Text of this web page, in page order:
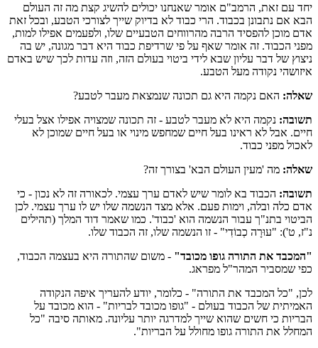
יחד עם זאת, הרמב"ם אומר שאנחנו יכולים להשיג קצת מה זה העולם
הבא אם נתבונן בכבוד. הרי כבוד לא בדיוק שייך לצורכי הטבע, ובכל זאת
אדם מוכן להפסיד הרבה מהרווחים הטבעיים שלו, ולפעמים אפילו למות,
מפני הכבוד. זה אומר שאף על פי שרדיפת כבוד היא דבר מגונה, יש בה
ניצוץ של דבר עליון שבא לידי ביטוי בעולם הזה, וזה עדות לכך שיש באדם
איזושהי נקודה מעל הטבע.
שאלה: האם נקמה היא גם תכונה שנמצאת מעבר לטבע?
תשובה: נקמה היא לא מעבר לטבע - זה תכונה שמצויה אפילו אצל בעלי
חיים. אבל לא ראינו בעל חיים שמחפש מינוי או בעל חיים שמוכן לא
לאכול מפני כבוד.
שאלה: מה 'מעין העולם הבא' בצורך זה?
תשובה: הכבוד בא לומר שיש לאדם ערך עצמי. לכאורה זה לא נכון - כי
אדם כלה ובלה, וימות פעם. אלא מצד הנשמה שלו יש לו ערך עצמי. לכן
הביטוי בתנ"ך עבור הנשמה הוא 'כבוד'. כמו שאמר דוד המלך (תהילים
נ"ז, ט'): "עוּרָה כְבוֹדִי" - זו הנשמה שלו, זה הכבוד שלו.
"המכבד את התורה גופו מכובד" - משום שהתורה היא בעצמה הכבוד,
כפי שמסביר המהר"ל מפראג.
לכן, "כל המכבד את התורה" - כלומר, יודע להעריך איפה הנקודה
האמיתית של הכבוד בעולם - "גופו מכובד לבריות" - הוא מכובד על
הבריות כי חשים שהוא שייך למדרגה יותר עליונה. מאותה סיבה "כל
המחלל את התורה גופו מחולל על הבריות".